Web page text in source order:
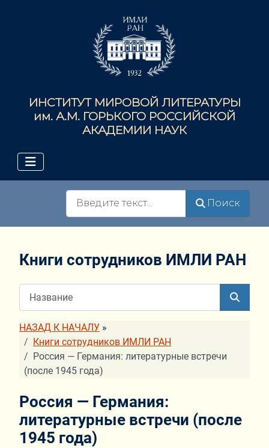
ИНСТИТУТ МИРОВОЙ ЛИТЕРАТУРЫ
им. А.М. ГОРЬКОГО РОССИЙСКОЙ
АКАДЕМИИ НАУК
Поиск
Книги сотрудников ИМЛИ РАН
НАЗАД К НАЧАЛУ »
Книги сотрудников ИМЛИ РАН
Россия — Германия: литературные встречи
(после 1945 года)
Россия — Германия:
литературные встречи (после
1945 года)